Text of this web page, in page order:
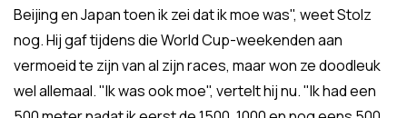
Beijing en Japan toen ik zei dat ik moe was", weet Stolz
nog. Hij gaf tijdens die World Cup-weekenden aan
vermoeid te zijn van al zijn races, maar won ze doodleuk
wel allemaal. "Ik was ook moe", vertelt hij nu. "Ik had een